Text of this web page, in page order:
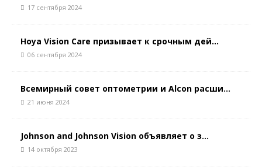
17 сентября 2024
Hoya Vision Care призывает к срочным дей...
06 сентября 2024
Всемирный совет оптометрии и Alcon расши...
21 июня 2024
Johnson and Johnson Vision объявляет о з...
14 октября 2023